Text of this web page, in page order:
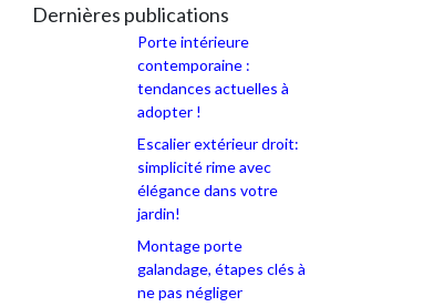
Dernières publications
Porte intérieure
contemporaine :
tendances actuelles à
adopter !
Escalier extérieur droit:
simplicité rime avec
élégance dans votre
jardin!
Montage porte
galandage, étapes clés à
ne pas négliger